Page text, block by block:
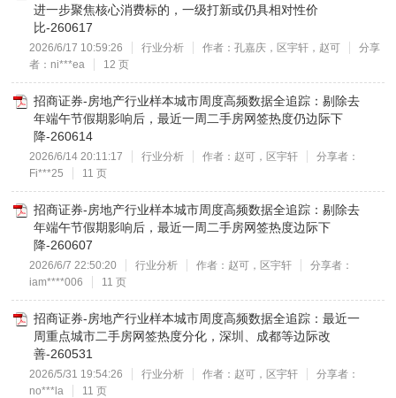
进一步聚焦核心消费标的，一级打新或仍具相对性价
比-260617
2026/6/17 10:59:26 行业分析 作者：孔嘉庆，区宇轩，赵可
分享
者：ni***ea
12 页
招商证券-房地产行业样本城市周度高频数据全追踪：剔除去
年端午节假期影响后，最近一周二手房网签热度仍边际下
降-260614
2026/6/14 20:11:17 行业分析 作者：赵可，区宇轩
分享者：
Fi***25
11 页
招商证券-房地产行业样本城市周度高频数据全追踪：剔除去
年端午节假期影响后，最近一周二手房网签热度边际下
降-260607
2026/6/7 22:50:20 行业分析 作者：赵可，区宇轩
分享者：
iam****006
11 页
招商证券-房地产行业样本城市周度高频数据全追踪：最近一
周重点城市二手房网签热度分化，深圳、成都等边际改
善-260531
2026/5/31 19:54:26 行业分析 作者：赵可，区宇轩
分享者：
no***la
11 页